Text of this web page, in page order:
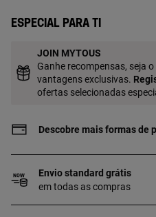
Especial para ti
JOIN MYTOUS
Ganhe recompensas, seja
vantagens exclusivas.
ofertas selecionadas
Descobre mais formas de
Envio standard grátis
em todas as compras